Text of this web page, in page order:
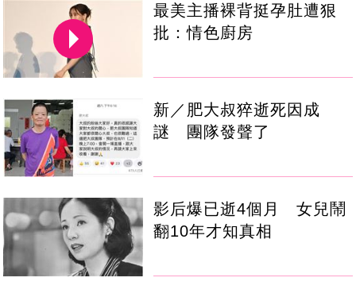
最美主播裸背挺孕肚遭狠
批：情色廚房
新／肥大叔猝逝死因成
謎 團隊發聲了
影后爆已逝4個月 女兒鬧
翻10年才知真相